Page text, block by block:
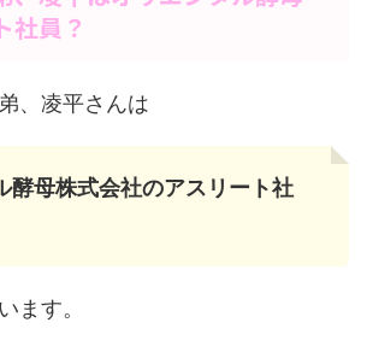
社員？
、凌平さんは
酵母株式会社のアスリート社
ます。